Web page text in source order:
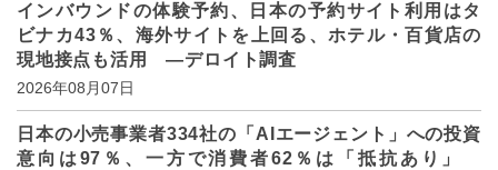
インバウンドの体験予約、日本の予約サイト利用はタ
ビナカ43％、海外サイトを上回る、ホテル・百貨店の
現地接点も活用 ―デロイト調査
2026年08月07日
日本の小売事業者334社の「AIエージェント」への投資
意向は97％、一方で消費者62％は「抵抗あり」